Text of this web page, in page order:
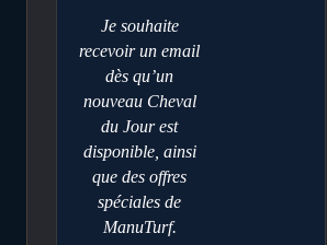
Je souhaite
recevoir un email
dès qu’un
nouveau Cheval
du Jour est
disponible, ainsi
que des offres
spéciales de
ManuTurf.